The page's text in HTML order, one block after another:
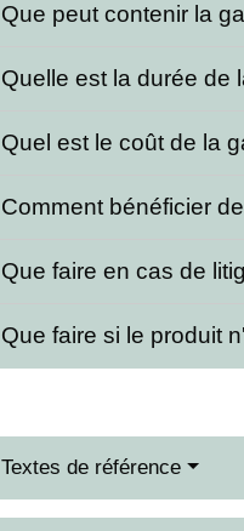
Que peut contenir la
Quelle est la durée de
Quel est le coût de la
Comment bénéficier
Que faire en cas de
Que faire si le produit
Textes de référence